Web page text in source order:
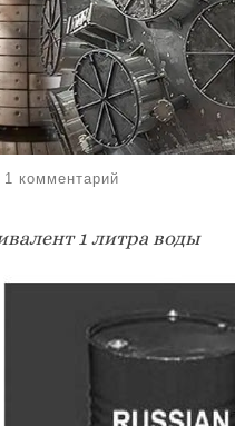
1 комментарий
1 литра воды